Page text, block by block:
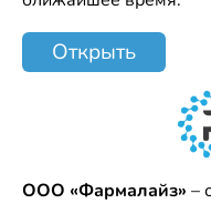
Открыть
ООО «Фармалайз» –